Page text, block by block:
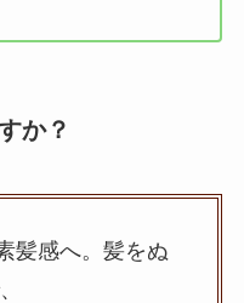
か？
髪感へ。髪をぬ